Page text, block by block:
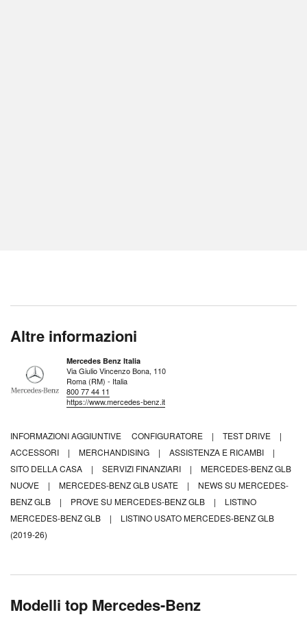
Altre informazioni
Mercedes Benz Italia
Via Giulio Vincenzo Bona, 110
Roma (RM) - Italia
800 77 44 11
https://www.mercedes-benz.it
INFORMAZIONI AGGIUNTIVE CONFIGURATORE | TEST DRIVE
|
ACCESSORI
| MERCHANDISING | ASSISTENZA E RICAMBI
|
SITO DELLA CASA
| SERVIZI FINANZIARI |
MERCEDES-BENZ GLB
NUOVE
| MERCEDES-BENZ GLB USATE |
NEWS SU MERCEDES-
BENZ GLB
| PROVE SU MERCEDES-BENZ GLB |
LISTINO
MERCEDES-BENZ GLB
|
LISTINO USATO MERCEDES-BENZ GLB
(2019-26)
Modelli top Mercedes-Benz